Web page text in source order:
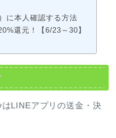
に本人確認する方法
還元！【6/23～30】
LINEアプリの送金・決